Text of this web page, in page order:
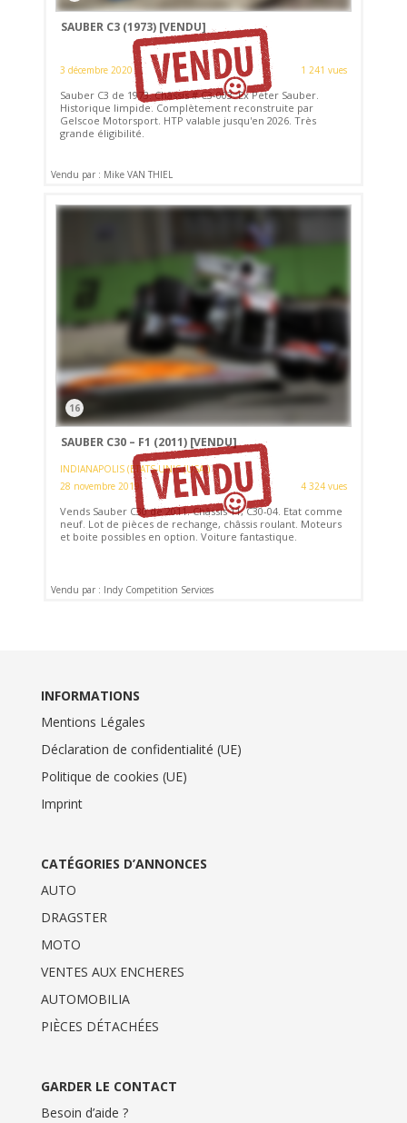
SAUBER C3 (1973) [VENDU]
3 décembre 2020 1 241 vues
Sauber C3 de 1973. Châssis # C3-003. Ex Peter Sauber.
Historique limpide. Complètement reconstruite par
Gelscoe Motorsport. HTP valable jusqu'en 2026. Très
grande éligibilité.
Vendu par : Mike VAN THIEL
16
SAUBER C30 – F1 (2011) [VENDU]
INDIANAPOLIS (ETATS-UNIS (USA))
28 novembre 2019
4 324 vues
Vends Sauber C30 de 2011. Châssis 11, C30-04. Etat comme
neuf. Lot de pièces de rechange, châssis roulant. Moteurs
et boite possibles en option. Voiture fantastique.
Vendu par : Indy Competition Services
INFORMATIONS
Mentions Légales
Déclaration de confidentialité (UE)
Politique de cookies (UE)
Imprint
CATÉGORIES D’ANNONCES
AUTO
DRAGSTER
MOTO
VENTES AUX ENCHERES
AUTOMOBILIA
PIÈCES DÉTACHÉES
GARDER LE CONTACT
Besoin d’aide ?